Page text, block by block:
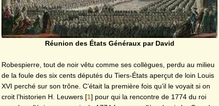
Réunion des États Généraux par David
Robespierre, tout de noir vêtu comme ses collègues, perdu au milieu
de la foule des six cents députés du Tiers-États aperçut de loin Louis
XVI perché sur son trône. C’était la première fois qu’il le voyait si on
croit l’historien H. Leuwers [1] pour qui la rencontre de 1774 du roi